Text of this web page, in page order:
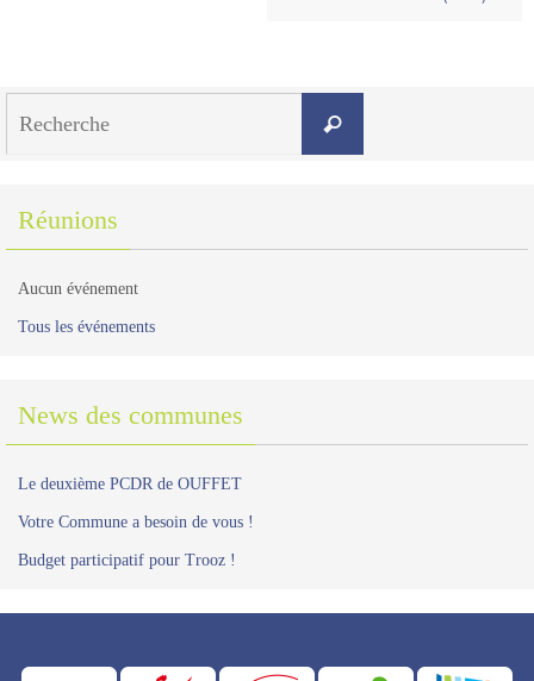
Recherche
Réunions
Aucun événement
Tous les événements
News des communes
Le deuxième PCDR de OUFFET
Votre Commune a besoin de vous !
Budget participatif pour Trooz !